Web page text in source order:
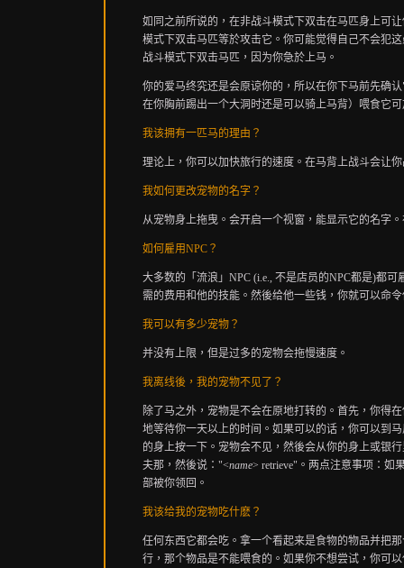
如同之前所说的，在非战斗模式下双击在马匹身上可
模式下双击马匹等於攻击它。你可能觉得自己不会犯
战斗模式下双击马匹，因为你急於上马。
你的爱马终究还是会原谅你的，所以在你下马前先确
在你胸前踢出一个大洞时还是可以骑上马背）喂食它
我该拥有一匹马的理由？
理论上，你可以加快旅行的速度。在马背上战斗会让
我如何更改宠物的名字？
从宠物身上拖曳。会开启一个视窗，能显示它的名字
如何雇用NPC ？
大多数的「流浪」NPC (i.e., 不是店员的NPC都是)都
需的费用和他的技能。然後给他一些钱，你就可以命
我可以有多少宠物？
并没有上限，但是过多的宠物会拖慢速度。
我离线後，我的宠物不见了？
除了马之外，宠物是不会在原地打转的。首先，你得
地等待你一天以上的时间。如果可以的话，你可以到
的身上按一下。宠物会不见，然後会从你的身上或银
夫那，然後说："<name> retrieve"。两点注意事项：如
部被你领回。
我该给我的宠物吃什麽？
任何东西它都会吃。拿一个看起来是食物的物品并把
行，那个物品是不能喂食的。如果你不想尝试，你可